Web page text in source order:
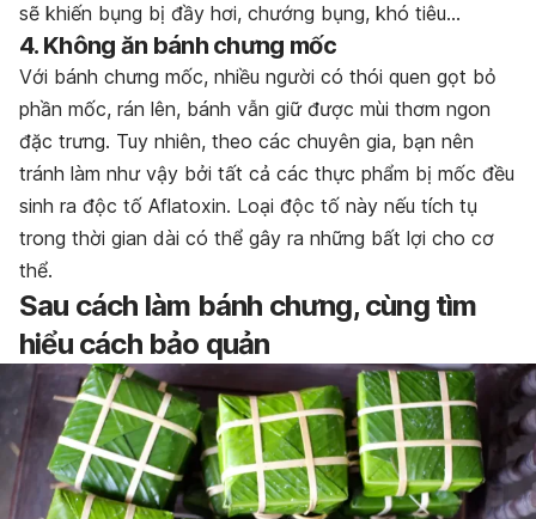
sẽ khiến bụng bị đầy hơi, chướng bụng, khó tiêu…
4. Không ăn bánh chưng mốc
Với bánh chưng mốc, nhiều người có thói quen gọt bỏ
phần mốc, rán lên, bánh vẫn giữ được mùi thơm ngon
đặc trưng. Tuy nhiên, theo các chuyên gia, bạn nên
tránh làm như vậy bởi tất cả các thực phẩm bị mốc đều
sinh ra độc tố Aflatoxin. Loại độc tố này nếu tích tụ
trong thời gian dài có thể gây ra những bất lợi cho cơ
thể.
Sau cách làm bánh chưng, cùng tìm
hiểu cách bảo quản